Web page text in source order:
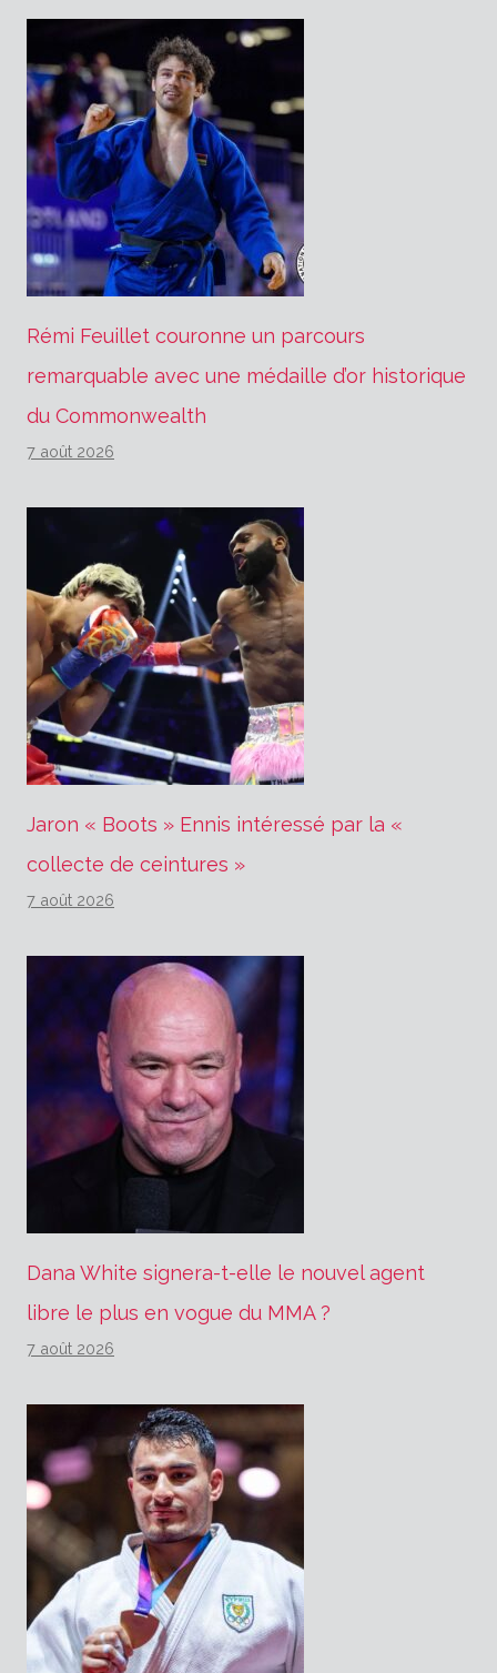
Rémi Feuillet couronne un parcours
remarquable avec une médaille d’or historique
du Commonwealth
7 août 2026
Jaron « Boots » Ennis intéressé par la «
collecte de ceintures »
7 août 2026
Dana White signera-t-elle le nouvel agent
libre le plus en vogue du MMA ?
7 août 2026